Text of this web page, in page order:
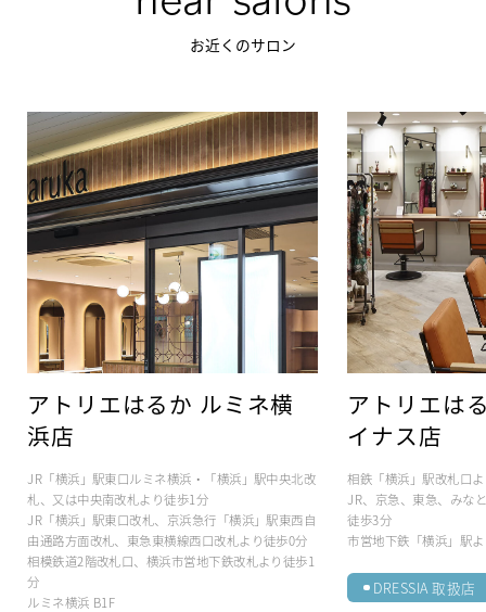
お近くのサロン
アトリエはるか ルミネ横
浜店
JR「横浜」駅東口ルミネ横浜・「横浜」駅中央北改
札、又は中央南改札より徒歩1分
JR「横浜」駅東口改札、京浜急行「横浜」駅東西自
由通路方面改札、東急東横線西口改札より徒歩0分
相模鉄道2階改札口、横浜市営地下鉄改札より徒歩1
分
ルミネ横浜 B1F
アトリエは
イナス店
相鉄「横浜」駅改札口
JR、京急、東急、みな
徒歩3分
市営地下鉄「横浜」駅
DRESSIA 取扱店